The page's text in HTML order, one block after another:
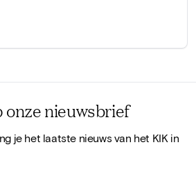
onze nieuwsbrief
je het laatste nieuws van het KIK in